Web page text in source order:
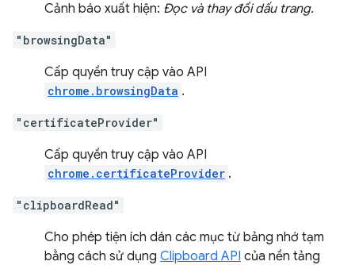
Cảnh báo xuất hiện: Đọc và thay đổi dấu trang.
"browsingData"
Cấp quyền truy cập vào API
chrome.browsingData .
"certificateProvider"
Cấp quyền truy cập vào API
chrome.certificateProvider .
"clipboardRead"
Cho phép tiện ích dán các mục từ bảng nhớ tạm
bằng cách sử dụng Clipboard API của nền tảng